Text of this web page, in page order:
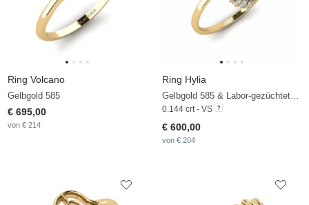
Ring Volcano
Gelbgold 585
€ 695,00
von € 214
Ring Hylia
Gelbgold 585 & Labor-gezüchteter Diamant
0.144 crt - VS
€ 600,00
von € 204